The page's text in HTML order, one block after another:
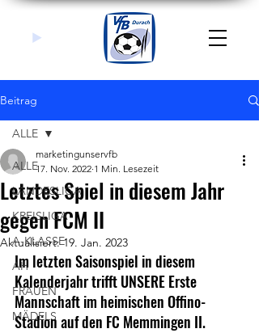
Beitrag
ALLE
LANDESLIGA
KREISLIGA
A-KLASSE
AH
FRAUEN
MÄDELS
ALLE
Letztes Spiel in diesem Jahr
gegen FCM II
marketingunservfb
17. Nov. 2022 1 Min. Lesezeit
Aktualisiert:19. Jan. 2023
Im letzten Saisonspiel in diesem
Kalenderjahr trifft UNSERE Erste
Mannschaft im heimischen Offino-
Stadion auf den FC Memmingen II.